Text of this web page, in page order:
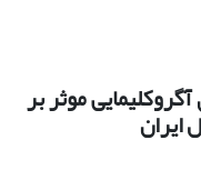
موثر بر